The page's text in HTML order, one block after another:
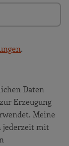
.
Daten
Erzeugung
Meine
jederzeit mit